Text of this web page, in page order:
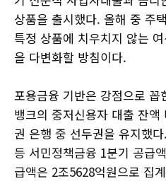
상품을 출시했다. 올해 중 주
특정 상품에 치우치지 않는
을 다변화할 방침이다.
포용금융 기반은 강점으로
뱅크의 중저신용자 대출 잔
권 은행 중 선두권을 유지했
등 서민정책금융 1분기 공급
급액은 2조5628억원으로 집